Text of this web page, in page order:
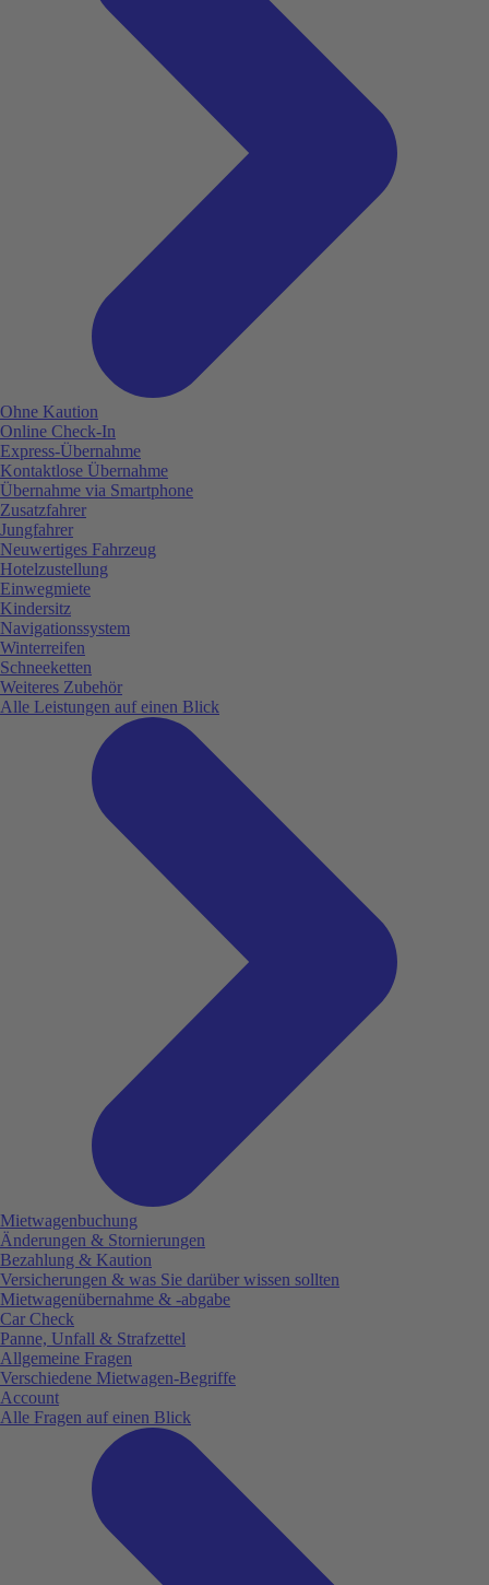
Ohne Kaution
Online Check-In
Express-Übernahme
Kontaktlose Übernahme
Übernahme via Smartphone
Zusatzfahrer
Jungfahrer
Neuwertiges Fahrzeug
Hotelzustellung
Einwegmiete
Kindersitz
Navigationssystem
Winterreifen
Schneeketten
Weiteres Zubehör
Alle Leistungen auf einen Blick
Mietwagenbuchung
Änderungen & Stornierungen
Bezahlung & Kaution
Versicherungen & was Sie darüber wissen sollten
Mietwagenübernahme & -abgabe
Car Check
Panne, Unfall & Strafzettel
Allgemeine Fragen
Verschiedene Mietwagen-Begriffe
Account
Alle Fragen auf einen Blick